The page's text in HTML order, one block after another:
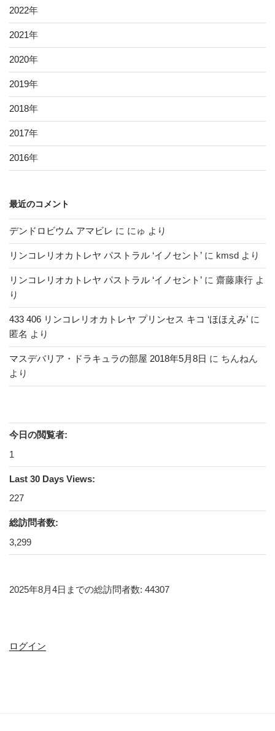
2022年
2021年
2020年
2019年
2018年
2017年
2016年
最近のコメント
デンドロビウム アマビレ に にゅ より
リンコレリオカトレヤ パストラル ‘イノセント’ に kmsd より
リンコレリオカトレヤ パストラル ‘イノセント’ に 齋藤康行 よ
り
433 406 リンコレリオカトレヤ プリンセス キコ ‘ほほえみ’ に
匿名 より
マスデバリア・ドラキュラの部屋 2018年5月8日 に ちんねん
より
今日の閲覧者:
1
Last 30 Days Views:
227
総訪問者数:
3,299
2025年8月4日までの総訪問者数: 44307
ログイン